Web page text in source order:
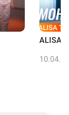
ALISA
10.04.26